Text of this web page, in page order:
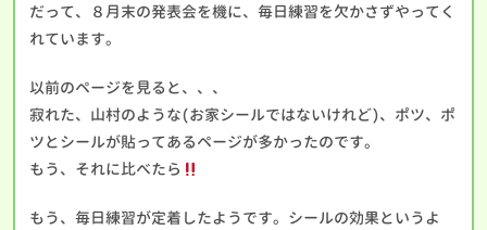
だって、８月末の発表会を機に、毎日練習を欠かさずやってく
れています。
以前のページを見ると、、、
寂れた、山村のような(お家シールではないけれど)、ポツ、ポ
ツとシールが貼ってあるページが多かったのです。
もう、それに比べたら
もう、毎日練習が定着したようです。シールの効果というよ